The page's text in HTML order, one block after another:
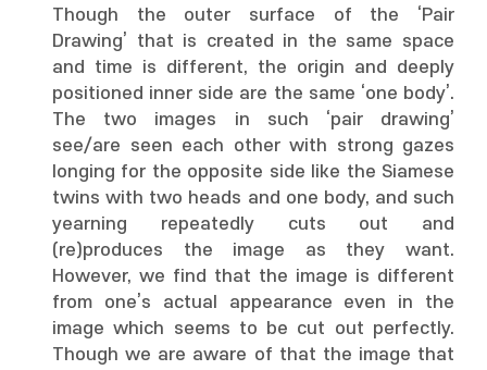
Though the outer surface of the ‘Pair
Drawing’ that is created in the same space
and time is different, the origin and deeply
positioned inner side are the same ‘one body’.
The two images in such ‘pair drawing’
see/are seen each other with strong gazes
longing for the opposite side like the Siamese
twins with two heads and one body, and such
yearning repeatedly cuts out and
(re)produces the image as they want.
However, we find that the image is different
from one’s actual appearance even in the
image which seems to be cut out perfectly.
Though we are aware of that the image that